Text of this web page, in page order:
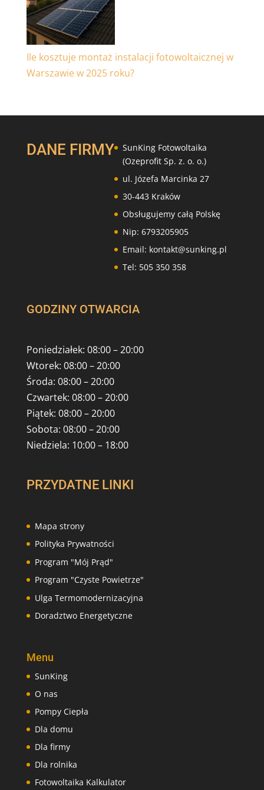
Ile kosztuje montaż instalacji fotowoltaicznej w
Warszawie w 2025 roku?
DANE FIRMY
SunKing Fotowoltaika
(Ozeprofit Sp. z. o. o.)
ul. Józefa Marcinka 27
30-443 Kraków
Obsługujemy całą Polskę
Nip: 6793205905
Email: kontakt@sunking.pl
Tel: 505 350 358
GODZINY OTWARCIA
Poniedziałek: 08:00 – 20:00
Wtorek: 08:00 – 20:00
Środa: 08:00 – 20:00
Czwartek: 08:00 – 20:00
Piątek: 08:00 – 20:00
Sobota: 08:00 – 20:00
Niedziela: 10:00 – 18:00
PRZYDATNE LINKI
Mapa strony
Polityka Prywatności
Program "Mój Prąd"
Program "Czyste Powietrze"
Ulga Termomodernizacyjna
Doradztwo Energetyczne
Menu
SunKing
O nas
Pompy Ciepła
Dla domu
Dla firmy
Dla rolnika
Fotowoltaika Kalkulator